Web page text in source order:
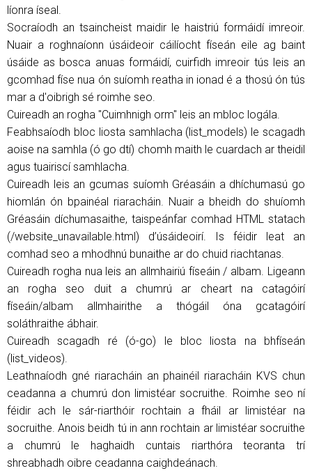
líonra íseal.
Socraíodh an tsaincheist maidir le haistriú formáidí imreoir.
Nuair a roghnaíonn úsáideoir cáilíocht físeán eile ag baint
úsáide as bosca anuas formáidí, cuirfidh imreoir tús leis an
gcomhad físe nua ón suíomh reatha in ionad é a thosú ón tús
mar a d'oibrigh sé roimhe seo.
Cuireadh an rogha "Cuimhnigh orm" leis an mbloc logála.
Feabhsaíodh bloc liosta samhlacha (list_models) le scagadh
aoise na samhla (ó go dtí) chomh maith le cuardach ar theidil
agus tuairiscí samhlacha.
Cuireadh leis an gcumas suíomh Gréasáin a dhíchumasú go
hiomlán ón bpainéal riaracháin. Nuair a bheidh do shuíomh
Gréasáin díchumasaithe, taispeánfar comhad HTML statach
(/website_unavailable.html) d’úsáideoirí. Is féidir leat an
comhad seo a mhodhnú bunaithe ar do chuid riachtanas.
Cuireadh rogha nua leis an allmhairiú físeáin / albam. Ligeann
an rogha seo duit a chumrú ar cheart na catagóirí
físeáin/albam allmhairithe a thógáil óna gcatagóirí
soláthraithe ábhair.
Cuireadh scagadh ré (ó-go) le bloc liosta na bhfíseán
(list_videos).
Leathnaíodh gné riaracháin an phainéil riaracháin KVS chun
ceadanna a chumrú don limistéar socruithe. Roimhe seo ní
féidir ach le sár-riarthóir rochtain a fháil ar limistéar na
socruithe. Anois beidh tú in ann rochtain ar limistéar socruithe
a chumrú le haghaidh cuntais riarthóra teoranta trí
shreabhadh oibre ceadanna caighdeánach.